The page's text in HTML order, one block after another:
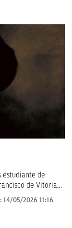
estudiante de
de Vitoria
esta profesión
y la
14/05/2026 11:16